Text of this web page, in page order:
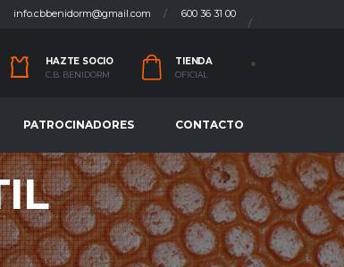
600 36 31 00
info.cbbenidorm@gmail.com
HAZTE SOCIO
C.B. BENIDORM
TIENDA
OFICIAL
PATROCINADORES CONTACTO